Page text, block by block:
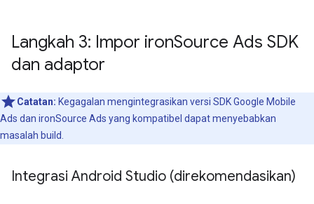
Langkah 3: Impor ironSource Ads SDK
dan adaptor
Catatan: Kegagalan mengintegrasikan versi SDK Google Mobile
Ads dan ironSource Ads yang kompatibel dapat menyebabkan
masalah build.
Integrasi Android Studio (direkomendasikan)